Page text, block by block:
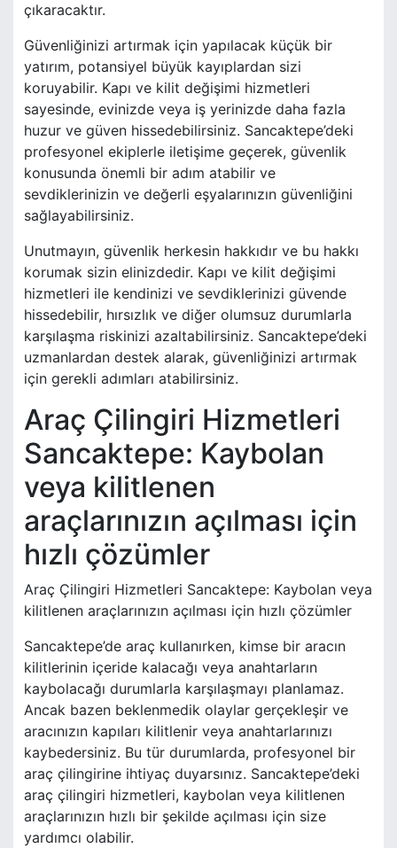
çıkaracaktır.
Güvenliğinizi artırmak için yapılacak küçük bir
yatırım, potansiyel büyük kayıplardan sizi
koruyabilir. Kapı ve kilit değişimi hizmetleri
sayesinde, evinizde veya iş yerinizde daha fazla
huzur ve güven hissedebilirsiniz. Sancaktepe’deki
profesyonel ekiplerle iletişime geçerek, güvenlik
konusunda önemli bir adım atabilir ve
sevdiklerinizin ve değerli eşyalarınızın güvenliğini
sağlayabilirsiniz.
Unutmayın, güvenlik herkesin hakkıdır ve bu hakkı
korumak sizin elinizdedir. Kapı ve kilit değişimi
hizmetleri ile kendinizi ve sevdiklerinizi güvende
hissedebilir, hırsızlık ve diğer olumsuz durumlarla
karşılaşma riskinizi azaltabilirsiniz. Sancaktepe’deki
uzmanlardan destek alarak, güvenliğinizi artırmak
için gerekli adımları atabilirsiniz.
Araç Çilingiri Hizmetleri
Sancaktepe: Kaybolan
veya kilitlenen
araçlarınızın açılması için
hızlı çözümler
Araç Çilingiri Hizmetleri Sancaktepe: Kaybolan veya
kilitlenen araçlarınızın açılması için hızlı çözümler
Sancaktepe’de araç kullanırken, kimse bir aracın
kilitlerinin içeride kalacağı veya anahtarların
kaybolacağı durumlarla karşılaşmayı planlamaz.
Ancak bazen beklenmedik olaylar gerçekleşir ve
aracınızın kapıları kilitlenir veya anahtarlarınızı
kaybedersiniz. Bu tür durumlarda, profesyonel bir
araç çilingirine ihtiyaç duyarsınız. Sancaktepe’deki
araç çilingiri hizmetleri, kaybolan veya kilitlenen
araçlarınızın hızlı bir şekilde açılması için size
yardımcı olabilir.